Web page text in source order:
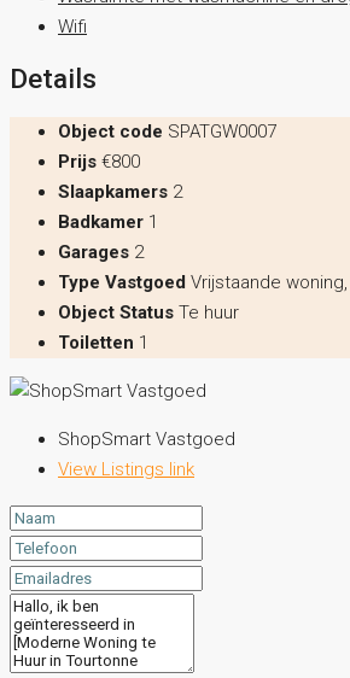
Wifi
Details
Object code SPATGW0007
Prijs €800
Slaapkamers 2
Badkamer 1
Garages 2
Type Vastgoed Vrijstaande
Object Status Te huur
Toiletten 1
ShopSmart Vastgoed
View Listings link